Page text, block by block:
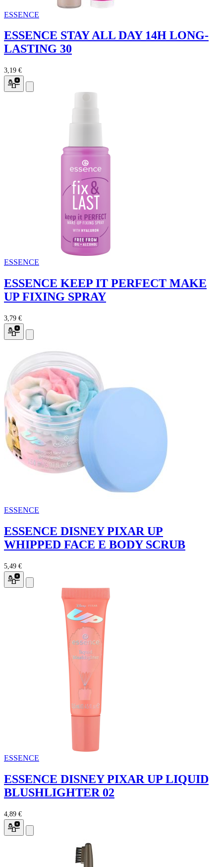
ESSENCE
ESSENCE STAY ALL DAY 14H LONG-
LASTING 30
3,19 €
ESSENCE
ESSENCE KEEP IT PERFECT MAKE
UP FIXING SPRAY
3,79 €
ESSENCE
ESSENCE DISNEY PIXAR UP
WHIPPED FACE E BODY SCRUB
5,49 €
ESSENCE
ESSENCE DISNEY PIXAR UP LIQUID
BLUSHLIGHTER 02
4,89 €